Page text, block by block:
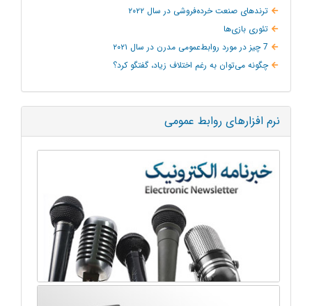
ترند‌های صنعت خرده‌فروشی در سال ۲۰۲۲
تئوری بازی‌ها
7 چیز در مورد روابط‌عمومی مدرن در سال ۲۰۲۱
چگونه می‌توان به‌ رغم اختلاف زیاد، گفتگو کرد؟
نرم افزارهای روابط عمومی